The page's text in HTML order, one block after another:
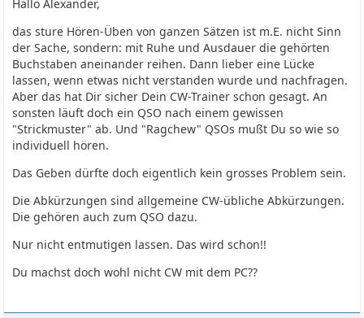
Hallo Alexander,
das sture Hören-Üben von ganzen Sätzen ist m.E. nicht Sinn
der Sache, sondern: mit Ruhe und Ausdauer die gehörten
Buchstaben aneinander reihen. Dann lieber eine Lücke
lassen, wenn etwas nicht verstanden wurde und nachfragen.
Aber das hat Dir sicher Dein CW-Trainer schon gesagt. An
sonsten läuft doch ein QSO nach einem gewissen
"Strickmuster" ab. Und "Ragchew" QSOs mußt Du so wie so
individuell hören.
Das Geben dürfte doch eigentlich kein grosses Problem sein.
Die Abkürzungen sind allgemeine CW-übliche Abkürzungen.
Die gehören auch zum QSO dazu.
Nur nicht entmutigen lassen. Das wird schon!!
Du machst doch wohl nicht CW mit dem PC??